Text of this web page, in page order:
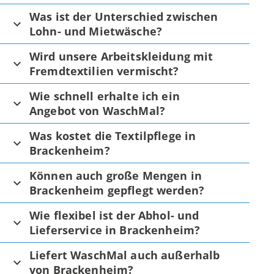
Was ist der Unterschied zwischen
Lohn- und Mietwäsche?
Wird unsere Arbeitskleidung mit
Fremdtextilien vermischt?
Wie schnell erhalte ich ein
Angebot von WaschMal?
Was kostet die Textilpflege in
Brackenheim?
Können auch große Mengen in
Brackenheim gepflegt werden?
Wie flexibel ist der Abhol- und
Lieferservice in Brackenheim?
Liefert WaschMal auch außerhalb
von Brackenheim?